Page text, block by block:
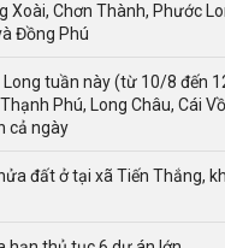
Xoài, Chơn Thành, Phước
Đồng Phú
Long tuần này (từ 10/8 đến
Phú, Long Châu, Cái
cả ngày
đất ở tại xã Tiến Thắng,